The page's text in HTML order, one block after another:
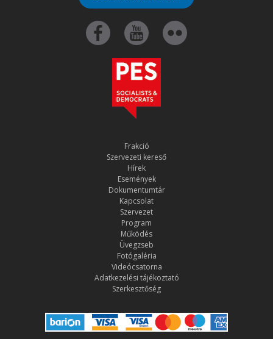
Frakció
Szervezeti kereső
Hírek
Események
Dokumentumtár
Kapcsolat
Szervezet
Program
Működés
Üvegzseb
Fotógaléria
Videócsatorna
Adatkezelési tájékoztató
Szerkesztőség